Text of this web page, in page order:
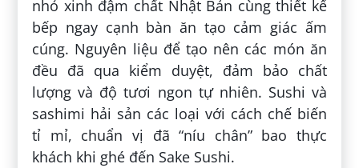
nhỏ xinh đậm chất Nhật Bản cùng thiết kế
bếp ngay cạnh bàn ăn tạo cảm giác ấm
cúng. Nguyên liệu để tạo nên các món ăn
đều đã qua kiểm duyệt, đảm bảo chất
lượng và độ tươi ngon tự nhiên. Sushi và
sashimi hải sản các loại với cách chế biến
tỉ mỉ, chuẩn vị đã “níu chân” bao thực
khách khi ghé đến Sake Sushi.